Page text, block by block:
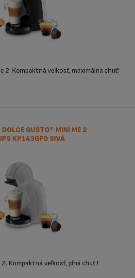
2. Kompaktná veľkosť, maximálna chuť!
DOLCE GUSTO® MINI ME 2
KP143GF0 SIVÁ
2. Kompaktná veľkosť, plná chuť !